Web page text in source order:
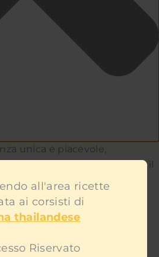
unica e piacevole,
capire e aiutarci a migliorare il
a cuore la privacy di
contenuti
attivo
all'area ricette
ai corsisti di
thailandese